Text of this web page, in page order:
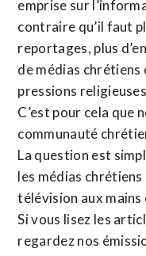
emprise sur
contraire qu’il faut
reportages, plus
de médias chrétiens
pressions
C’est pour cela que
communauté
La question est
les médias
télévision aux mains
Si vous lisez les
regardez nos